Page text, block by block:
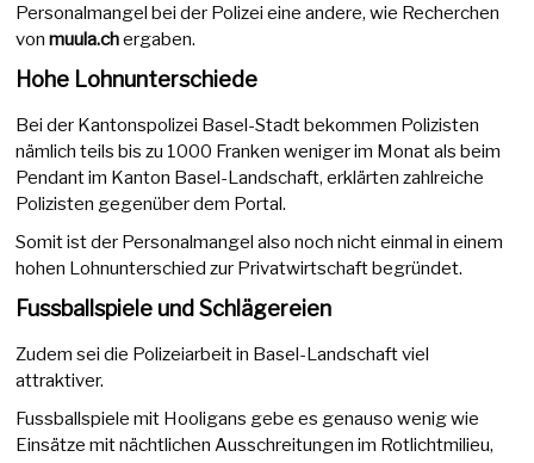
Personalmangel bei der Polizei eine andere, wie Recherchen
vonmuula.chergaben.
Hohe Lohnunterschiede
Bei der Kantonspolizei Basel-Stadt bekommen Polizisten
nämlich teils bis zu 1000 Franken weniger im Monat als beim
Pendant im Kanton Basel-Landschaft, erklärten zahlreiche
Polizisten gegenüber dem Portal.
Somit ist der Personalmangel also noch nicht einmal in einem
hohen Lohnunterschied zur Privatwirtschaft begründet.
Fussballspiele und Schlägereien
Zudem sei die Polizeiarbeit in Basel-Landschaft viel
attraktiver.
Fussballspiele mit Hooligans gebe es genauso wenig wie
Einsätze mit nächtlichen Ausschreitungen im Rotlichtmilieu,